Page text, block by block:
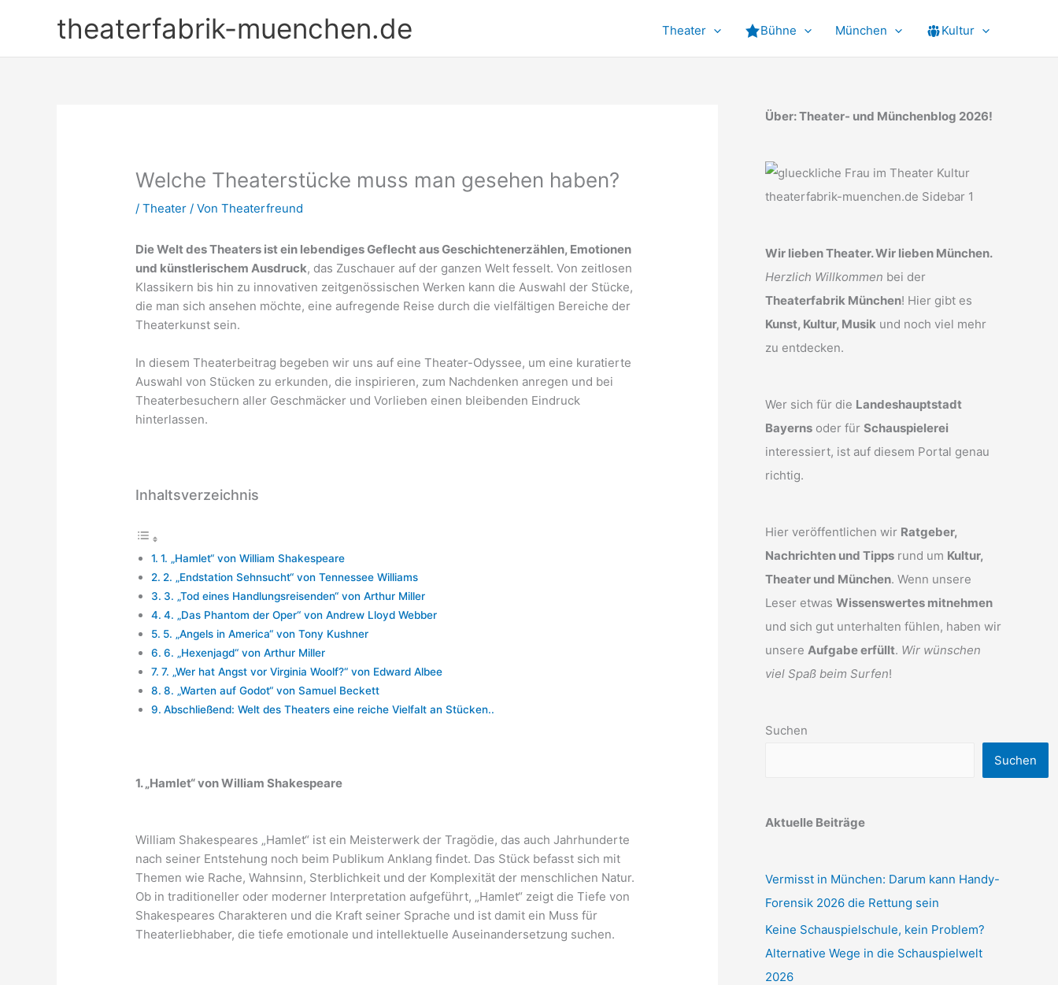
theaterfabrik-muenchen.de Theater Bühne München Kultur
Welche Theaterstücke muss man gesehen haben?
/Theater / VonTheaterfreund
Die Welt des Theaters ist ein lebendiges Geflecht aus Geschichtenerzählen, Emotionen
und künstlerischem Ausdruck, das Zuschauer auf der ganzen Welt fesselt. Von zeitlosen
Klassikern bis hin zu innovativen zeitgenössischen Werken kann die Auswahl der Stücke,
die man sich ansehen möchte, eine aufregende Reise durch die vielfältigen Bereiche der
Theaterkunst sein.
In diesem Theaterbeitrag begeben wir uns auf eine Theater-Odyssee, um eine kuratierte
Auswahl von Stücken zu erkunden, die inspirieren, zum Nachdenken anregen und bei
Theaterbesuchern aller Geschmäcker und Vorlieben einen bleibenden Eindruck
hinterlassen.
Inhaltsverzeichnis
1. „Hamlet“ von William Shakespeare
2. „Endstation Sehnsucht“ von Tennessee Williams
3. „Tod eines Handlungsreisenden“ von Arthur Miller
4. „Das Phantom der Oper“ von Andrew Lloyd Webber
5. „Angels in America“ von Tony Kushner
6. „Hexenjagd“ von Arthur Miller
7. „Wer hat Angst vor Virginia Woolf?“ von Edward Albee
8. „Warten auf Godot“ von Samuel Beckett
Abschließend: Welt des Theaters eine reiche Vielfalt an Stücken..
1. „Hamlet“ von William Shakespeare
William Shakespeares „Hamlet“ ist ein Meisterwerk der Tragödie, das auch Jahrhunderte
nach seiner Entstehung noch beim Publikum Anklang findet. Das Stück befasst sich mit
Themen wie Rache, Wahnsinn, Sterblichkeit und der Komplexität der menschlichen Natur.
Ob in traditioneller oder moderner Interpretation aufgeführt, „Hamlet“ zeigt die Tiefe von
Shakespeares Charakteren und die Kraft seiner Sprache und ist damit ein Muss für
Theaterliebhaber, die tiefe emotionale und intellektuelle Auseinandersetzung suchen.
Über: Theater- und Münchenblog 2026!
Wir lieben Theater. Wir lieben München.
Herzlich Willkommen bei der
Theaterfabrik München! Hier gibt es
Kunst, Kultur, Musik und noch viel mehr
zu entdecken.
Wer sich für die Landeshauptstadt
Bayerns oder für Schauspielerei
interessiert, ist auf diesem Portal genau
richtig.
Hier veröffentlichen wir Ratgeber,
Nachrichten und Tipps rund um Kultur,
Theater und München. Wenn unsere
Leser etwas Wissenswertes mitnehmen
und sich gut unterhalten fühlen, haben wir
unsere Aufgabe erfüllt. Wir wünschen
viel Spaß beim Surfen!
Suchen
Suchen
Aktuelle Beiträge
Vermisst in München: Darum kann Handy-
Forensik 2026 die Rettung sein
Keine Schauspielschule, kein Problem?
Alternative Wege in die Schauspielwelt
2026